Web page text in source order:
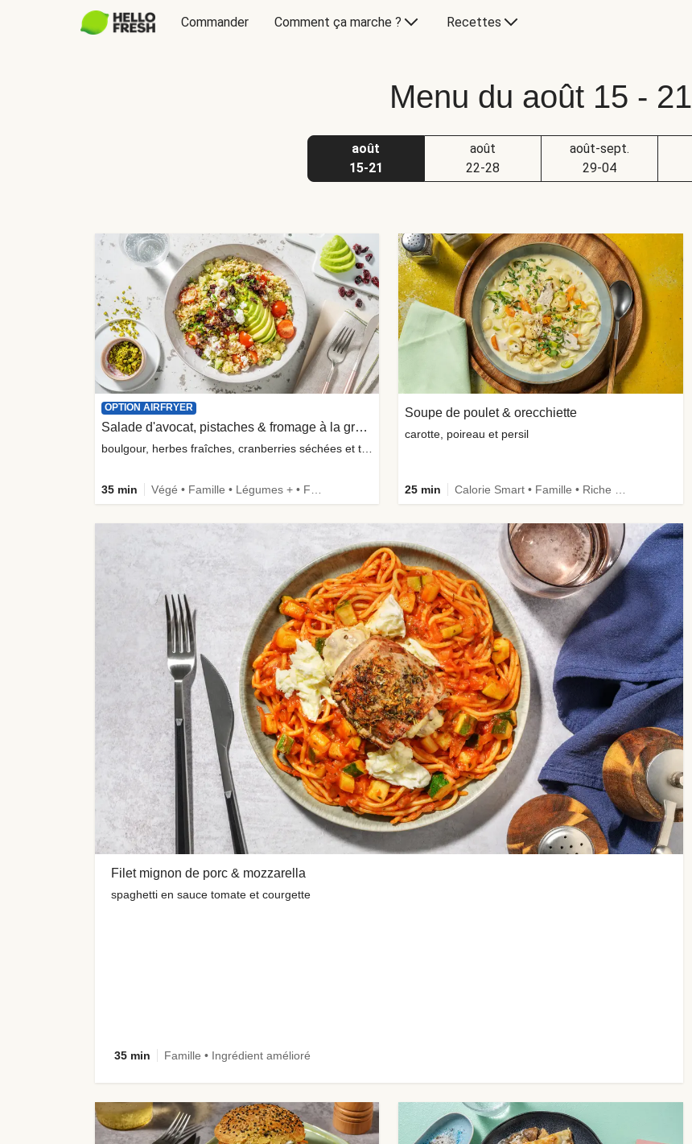
Commander Comment ça marche ? Recettes
Menu du août 15 - 21
août
15-21
août
22-28
août-sept.
29-04
Filet mignon de porc & mozzarella
spaghetti en sauce tomate et courgette
35 min Famille • Ingrédient amélioré
OPTION AIRFRYER
Salade d'avocat, pistaches & fromage à la grecque
35 min
Soupe de poulet & orecchiette
carotte, poireau et persil
25 min